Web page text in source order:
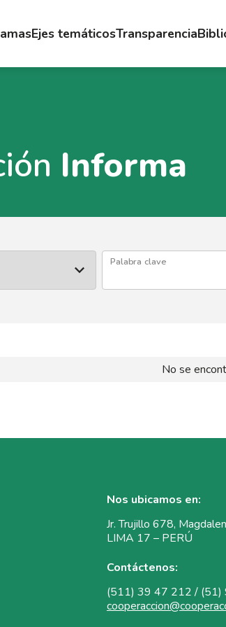
Ejes temáticosTransparencia
Informa
Palabra clave
No se
Nos ubicamos en:
Jr. Trujillo 678,
LIMA 17 – PERÚ
Contáctenos:
(511) 39 47 212 /